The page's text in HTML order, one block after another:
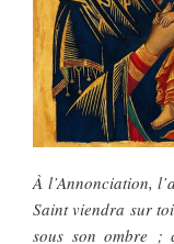
À l’Annonciation,
Saint viendra sur
sous son ombre ;